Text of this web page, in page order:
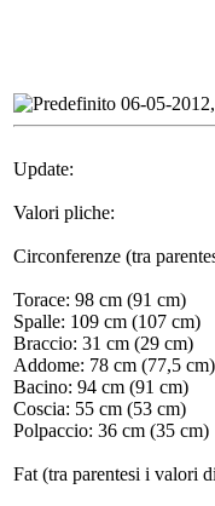
06-05-
Update:
Valori pliche:
Circonferenze (tra
Torace: 98 cm (91 cm)
Spalle: 109 cm (107 cm)
Braccio: 31 cm (29 cm)
Addome: 78 cm (77,5 cm)
Bacino: 94 cm (91 cm)
Coscia: 55 cm (53 cm)
Polpaccio: 36 cm (35 cm)
Fat (tra parentesi i valori